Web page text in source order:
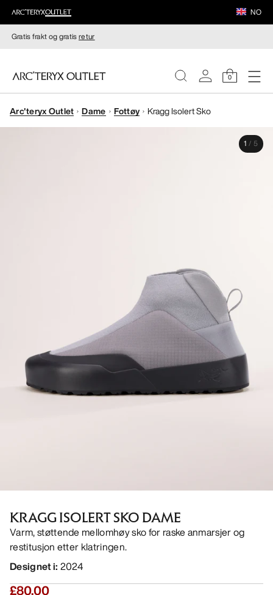
NO
Gratis frakt og gratisretur
0
DAMER
Arc'teryx Outlet Dame Fottøy Kragg Isolert Sko
1 / 5
KRAGG ISOLERT SKO DAME
Varm, støttende mellomhøy sko for raske anmarsjer og
restitusjon etter klatringen.
Designet i: 2024
£80.00